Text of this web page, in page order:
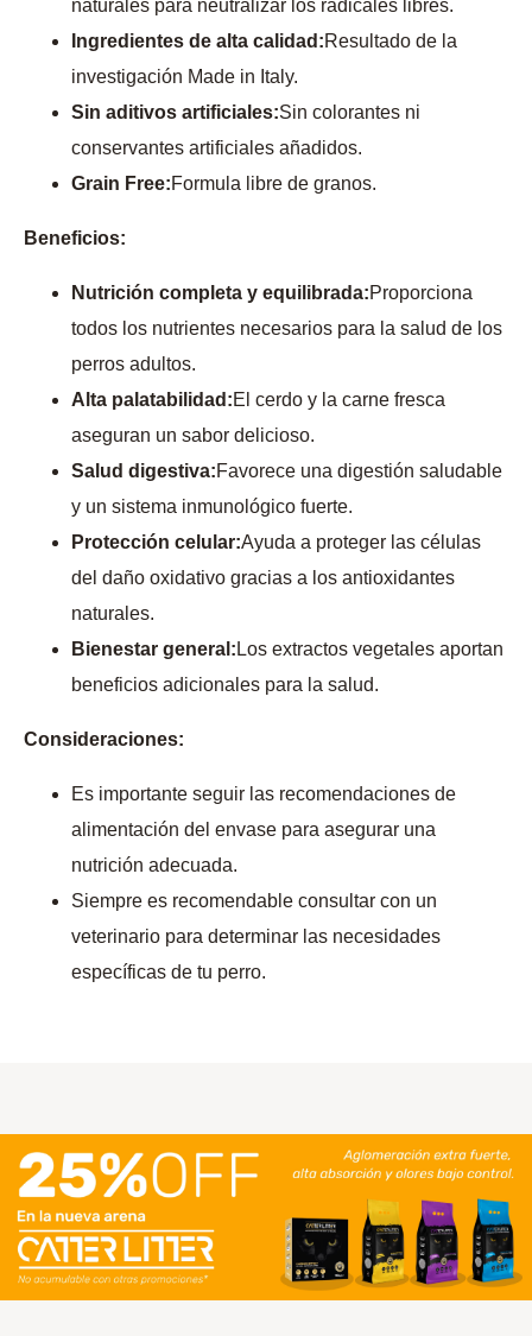
naturales para neutralizar los radicales libres.
Ingredientes de alta calidad:Resultado de la
investigación Made in Italy.
Sin aditivos artificiales:Sin colorantes ni
conservantes artificiales añadidos.
Grain Free:Formula libre de granos.
Beneficios:
Nutrición completa y equilibrada:Proporciona
todos los nutrientes necesarios para la salud de los
perros adultos.
Alta palatabilidad:El cerdo y la carne fresca
aseguran un sabor delicioso.
Salud digestiva:Favorece una digestión saludable
y un sistema inmunológico fuerte.
Protección celular:Ayuda a proteger las células
del daño oxidativo gracias a los antioxidantes
naturales.
Bienestar general: Los extractos vegetales aportan
beneficios adicionales para la salud.
Consideraciones:
Es importante seguir las recomendaciones de
alimentación del envase para asegurar una
nutrición adecuada.
Siempre es recomendable consultar con un
veterinario para determinar las necesidades
específicas de tu perro.